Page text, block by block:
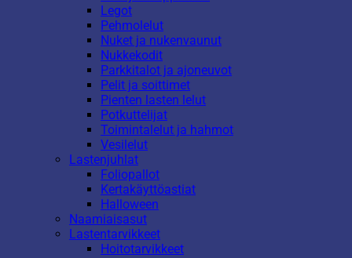
Legot
Pehmolelut
Nuket ja nukenvaunut
Nukkekodit
Parkkitalot ja ajoneuvot
Pelit ja soittimet
Pienten lasten lelut
Potkuttelijat
Toimintalelut ja hahmot
Vesilelut
Lastenjuhlat
Foliopallot
Kertakäyttöastiat
Halloween
Naamiaisasut
Lastentarvikkeet
Hoitotarvikkeet